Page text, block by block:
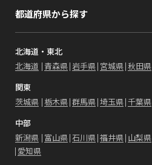
都道府県から探す
北海道・東北
北海道 青森県 岩手県 宮城県 秋田県
関東
茨城県 栃木県 群馬県 埼玉県 千葉県
中部
新潟県 富山県 石川県 福井県 山梨県
愛知県